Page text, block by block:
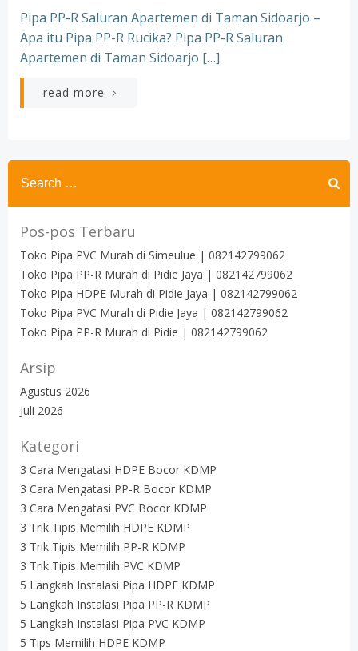
Pipa PP-R Saluran Apartemen di Taman Sidoarjo –
Apa itu Pipa PP-R Rucika? Pipa PP-R Saluran
Apartemen di Taman Sidoarjo […]
read more
Search
for:
Pos-pos Terbaru
Toko Pipa PVC Murah di Simeulue | 082142799062
Toko Pipa PP-R Murah di Pidie Jaya | 082142799062
Toko Pipa HDPE Murah di Pidie Jaya | 082142799062
Toko Pipa PVC Murah di Pidie Jaya | 082142799062
Toko Pipa PP-R Murah di Pidie | 082142799062
Arsip
Agustus 2026
Juli 2026
Kategori
3 Cara Mengatasi HDPE Bocor KDMP
3 Cara Mengatasi PP-R Bocor KDMP
3 Cara Mengatasi PVC Bocor KDMP
3 Trik Tipis Memilih HDPE KDMP
3 Trik Tipis Memilih PP-R KDMP
3 Trik Tipis Memilih PVC KDMP
5 Langkah Instalasi Pipa HDPE KDMP
5 Langkah Instalasi Pipa PP-R KDMP
5 Langkah Instalasi Pipa PVC KDMP
5 Tips Memilih HDPE KDMP